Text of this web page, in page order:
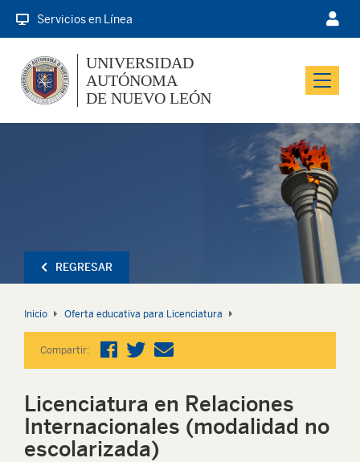
Servicios en Línea
Menu
UNIVERSIDAD
AUTÓNOMA
DE NUEVO LEÓN
REGRESAR
Inicio Oferta educativa para Licenciatura
Compartir:
Licenciatura en Relaciones
Internacionales (modalidad no
escolarizada)